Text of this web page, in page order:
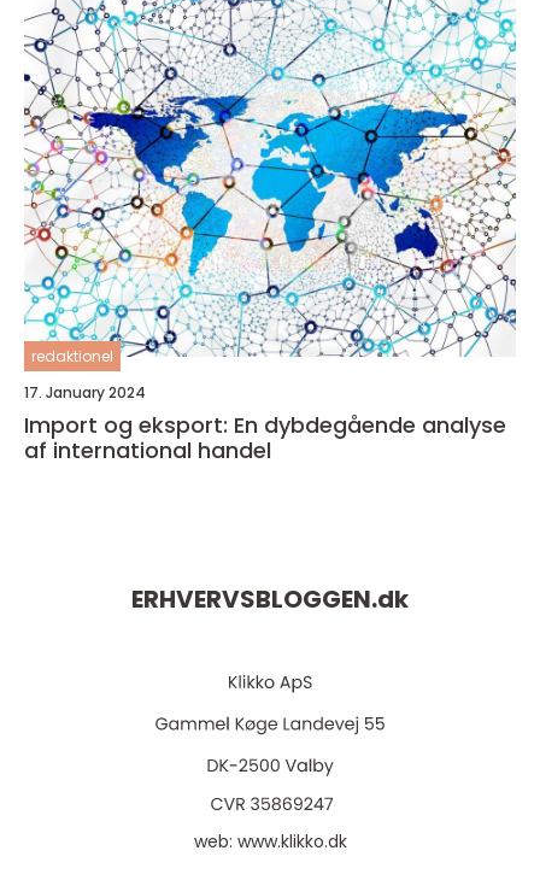
redaktionel
17. January 2024
Import og eksport: En dybdegående analyse
af international handel
ERHVERVSBLOGGEN.dk
web: www.klikko.dk